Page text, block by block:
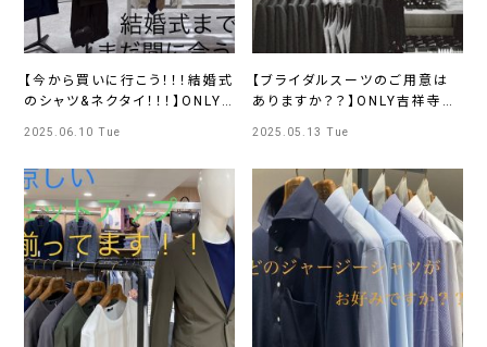
【今から買いに行こう！！！結婚式
のシャツ&ネクタイ！！！】ONLY
2025.06.10 Tue
【ブライダルスーツのご用意は
ありますか？？】ONLY吉祥寺パ
2025.05.13 Tue